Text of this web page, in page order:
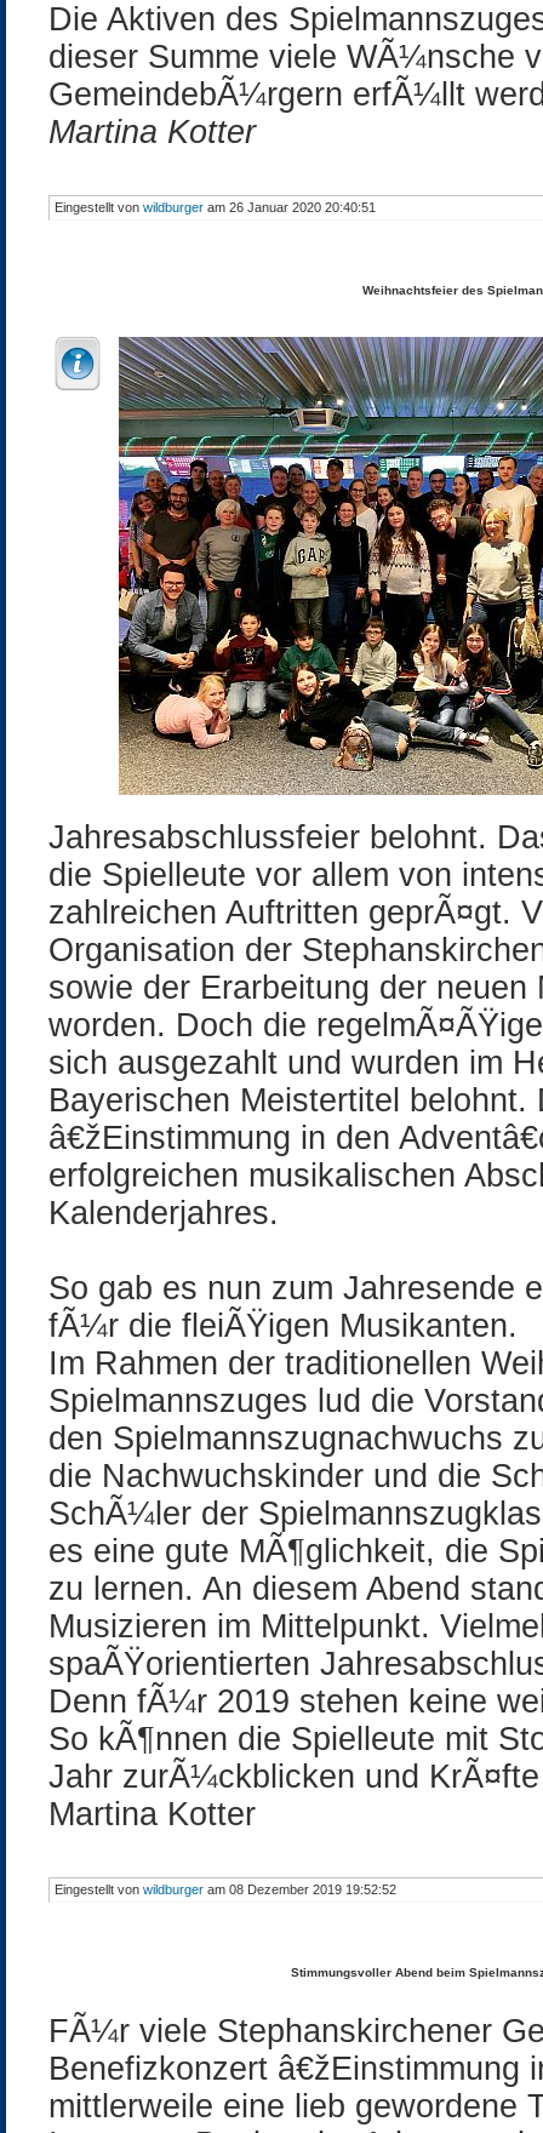
Die Aktiven des
dieser Summe viele WÃ¼nsche
GemeindebÃ¼rgern erfÃ¼llt
Martina Kotter
Eingestellt von wildburger am 26 Januar 2020 20:40:51
Weihnachtsfeier des
Jahresabschlussfeier belohnt.
die Spielleute vor allem von
zahlreichen Auftritten geprÃ¤gt.
Organisation der
sowie der Erarbeitung der
worden. Doch die
sich ausgezahlt und wurden im
Bayerischen Meistertitel belohnt.
â€žEinstimmung in den
erfolgreichen musikalischen
Kalenderjahres.
So gab es nun zum Jahresende
fÃ¼r die fleiÃŸigen Musikanten.
Im Rahmen der traditionellen
Spielmannszuges lud die
den Spielmannszugnachwuchs
die Nachwuchskinder und die
SchÃ¼ler der
es eine gute MÃ¶glichkeit, die
zu lernen. An diesem Abend
Musizieren im Mittelpunkt.
spaÃŸorientierten
Denn fÃ¼r 2019 stehen keine
So kÃ¶nnen die Spielleute mit
Jahr zurÃ¼ckblicken und
Martina Kotter
Eingestellt von wildburger am 08 Dezember 2019 19:52:52
Stimmungsvoller Abend beim
FÃ¼r viele Stephanskirchener
Benefizkonzert â€žEinstimmung
mittlerweile eine lieb gewordene